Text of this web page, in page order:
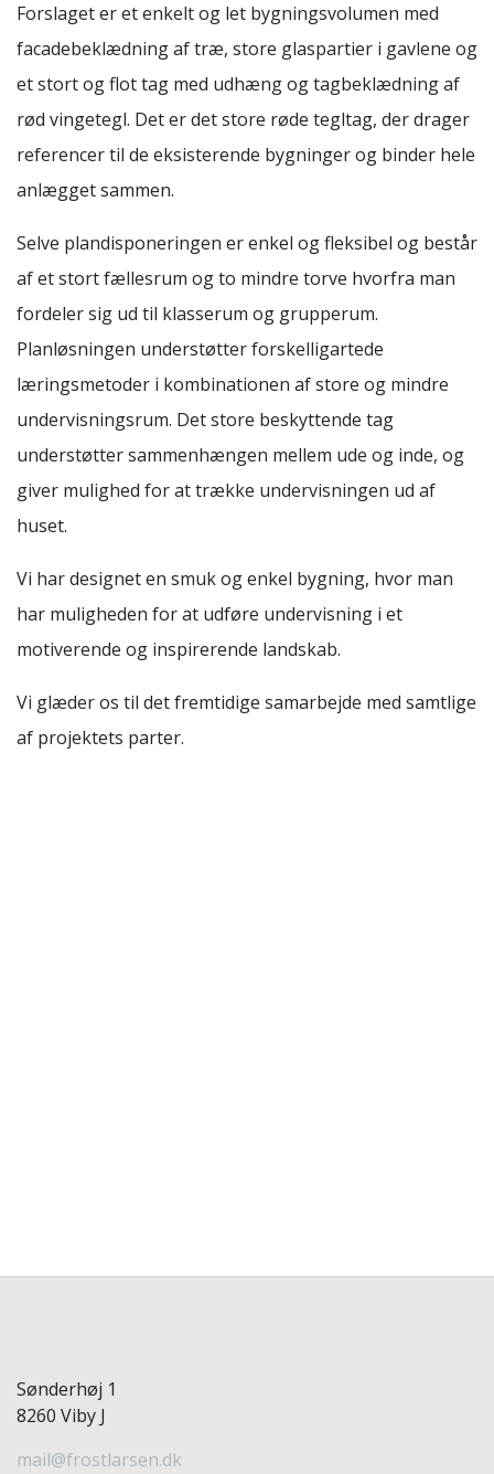
Forslaget er et enkelt og let bygningsvolumen med
facadebeklædning af træ, store glaspartier i gavlene og
et stort og flot tag med udhæng og tagbeklædning af
rød vingetegl. Det er det store røde tegltag, der drager
referencer til de eksisterende bygninger og binder hele
anlægget sammen.
Selve plandisponeringen er enkel og fleksibel og består
af et stort fællesrum og to mindre torve hvorfra man
fordeler sig ud til klasserum og grupperum.
Planløsningen understøtter forskelligartede
læringsmetoder i kombinationen af store og mindre
undervisningsrum. Det store beskyttende tag
understøtter sammenhængen mellem ude og inde, og
giver mulighed for at trække undervisningen ud af
huset.
Vi har designet en smuk og enkel bygning, hvor man
har muligheden for at udføre undervisning i et
motiverende og inspirerende landskab.
Vi glæder os til det fremtidige samarbejde med samtlige
af projektets parter.
Sønderhøj 1
8260 Viby J
mail@frostlarsen.dk